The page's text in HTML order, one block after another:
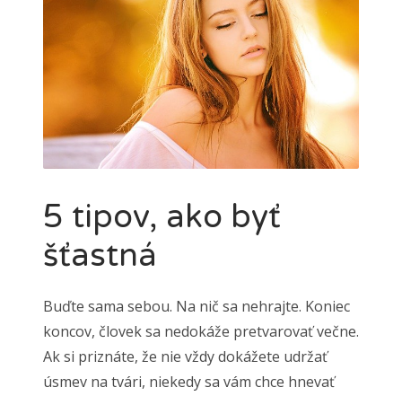
5 tipov, ako byť
šťastná
Buďte sama sebou. Na nič sa nehrajte. Koniec
koncov, človek sa nedokáže pretvarovať večne.
Ak si priznáte, že nie vždy dokážete udržať
úsmev na tvári, niekedy sa vám chce hnevať